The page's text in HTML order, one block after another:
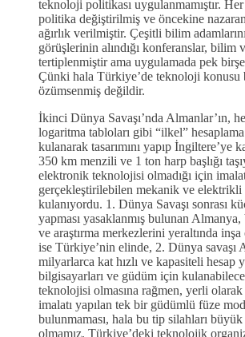
teknoloji politikası uygulanmamıştır.
politika değiştirilmiş ve öncekine
ağırlık verilmiştir. Çeşitli bilim
görüşlerinin alındığı konferanslar, bilim
tertiplenmiştir ama uygulamada pek
Çünki hala Türkiye’de teknoloji konusu
özümsenmiş değildir.
İkinci Dünya Savaşı’nda Almanlar’ın,
logaritma tabloları gibi “ilkel”
kulanarak tasarımını yapıp İngiltere’ye
350 km menzili ve 1 ton harp başlığı
elektronik teknolojisi olmadığı için
gerçekleştirilebilen mekanik ve
kulanıyordu. 1. Dünya Savaşı sonrası
yapması yasaklanmış bulunan
ve araştırma merkezlerini yeraltında
ise Türkiye’nin elinde, 2. Dünya savaşı
milyarlarca kat hızlı ve kapasiteli hesap
bilgisayarları ve güdüm için
teknolojisi olmasına rağmen, yerli olarak
imalatı yapılan tek bir güdümlü füze
bulunmaması, hala bu tip silahları
olmamız, Türkiye’deki teknolojik